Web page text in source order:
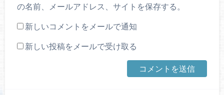
の名前、メールアドレス、サイトを保存する。
新しいコメントをメールで通知
新しい投稿をメールで受け取る